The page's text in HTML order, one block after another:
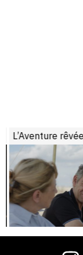
L’Aventure rêvée